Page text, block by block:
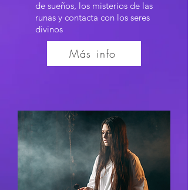
de sueños, los misterios de las
runas y contacta con los seres
divinos
Más info